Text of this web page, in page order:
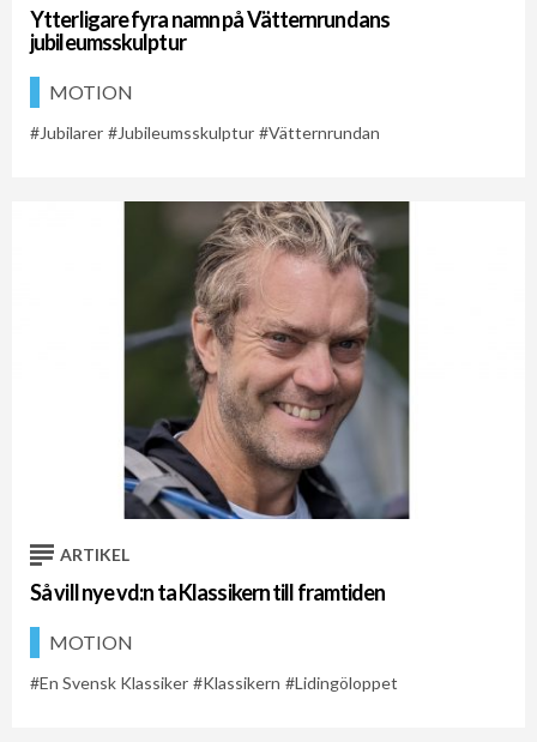
Ytterligare fyra namn på Vätternrundans
jubileumsskulptur
MOTION
Jubilarer Jubileumsskulptur Vätternrundan
ARTIKEL
Så vill nye vd:n ta Klassikern till framtiden
MOTION
En Svensk Klassiker Klassikern Lidingöloppet